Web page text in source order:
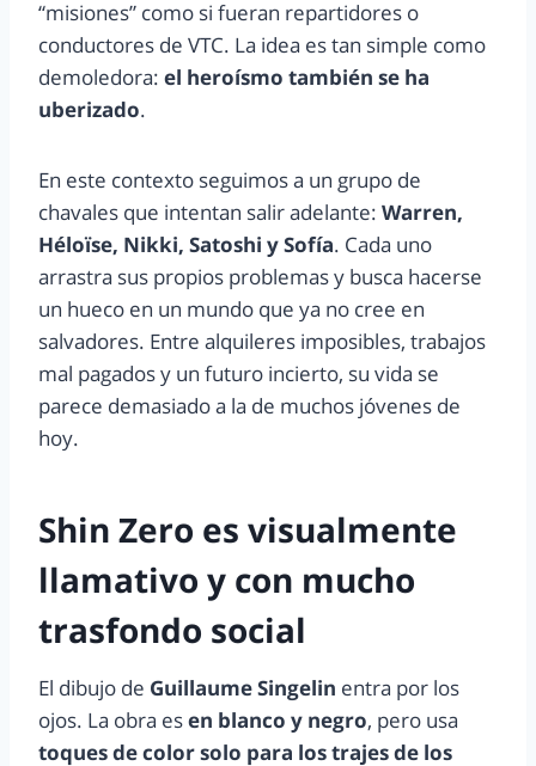
“misiones” como si fueran repartidores o
conductores de VTC. La idea es tan simple como
demoledora: el heroísmo también se ha
uberizado.
En este contexto seguimos a un grupo de
chavales que intentan salir adelante: Warren,
Héloïse, Nikki, Satoshi y Sofía. Cada uno
arrastra sus propios problemas y busca hacerse
un hueco en un mundo que ya no cree en
salvadores. Entre alquileres imposibles, trabajos
mal pagados y un futuro incierto, su vida se
parece demasiado a la de muchos jóvenes de
hoy.
Shin Zero es visualmente
llamativo y con mucho
trasfondo social
El dibujo de Guillaume Singelin entra por los
ojos. La obra esen blanco y negro, pero usa
toques de color solo para los trajes de los